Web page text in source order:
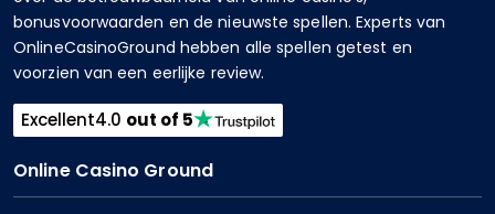
bonusvoorwaarden en de nieuwste spellen. Experts van
OnlineCasinoGround hebben alle spellen getest en
voorzien van een eerlijke review.
Excellent4.0 out of 5
Online Casino Ground